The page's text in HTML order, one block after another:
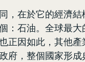
，在於它的經濟
：石油。全球最
正因如此，其他
府，整個國家形成